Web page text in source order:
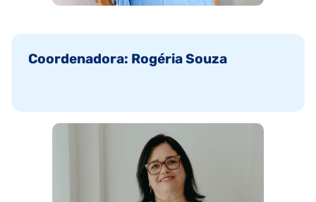
Coordenadora: Rogéria Souza